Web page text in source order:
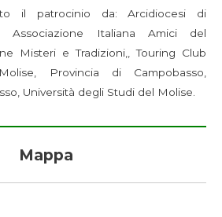
il patrocinio da: Arcidiocesi di
Associazione Italiana Amici del
Misteri e Tradizioni,, Touring Club
Provincia di Campobasso,
Università degli Studi del Molise.
Mappa